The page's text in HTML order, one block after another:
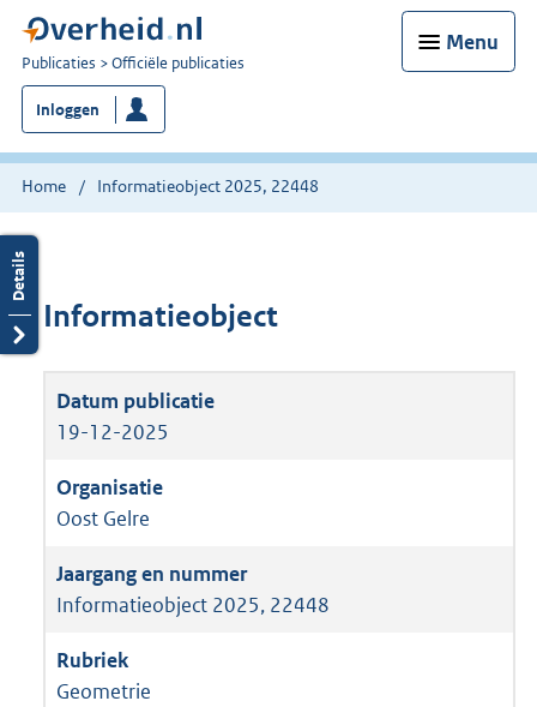
Menu
U
bent
nu
hier:
Publicaties Officiële publicaties
Inloggen
Home Informatieobject 2025, 22448
Informatieobject
19-12-2025
Oost Gelre
Informatieobject 2025, 22448
Geometrie